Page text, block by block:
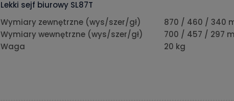
Lekki sejf biurowy SL87T
Wymiary zewnętrzne (wys/szer/gł)
870 / 460 / 340
Wymiary wewnętrzne (wys/szer/gł)
700 / 457 / 297
Waga
20 kg